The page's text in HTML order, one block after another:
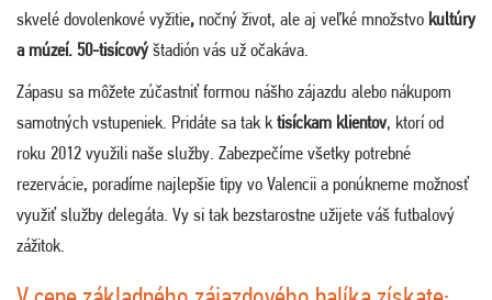
skvelé dovolenkové vyžitie, nočný život, ale aj veľké množstvo kultúry
a múzeí. 50-tisícovýštadión vás už očakáva.
Zápasu sa môžete zúčastniť formou nášho zájazdu alebo nákupom
samotných vstupeniek. Pridáte sa tak ktisíckam klientov, ktorí od
roku 2012 využili naše služby. Zabezpečíme všetky potrebné
rezervácie, poradíme najlepšie tipy vo Valencii a ponúkneme možnosť
využiť služby delegáta. Vy si tak bezstarostne užijete váš futbalový
zážitok.